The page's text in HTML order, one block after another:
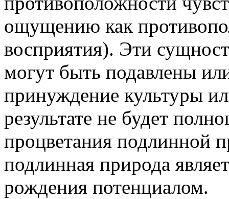
ощущению как
восприятия). Эти
могут быть подавлены
принуждение культуры
результате не будет
процветания подлинной
подлинная природа
рождения потенциалом.